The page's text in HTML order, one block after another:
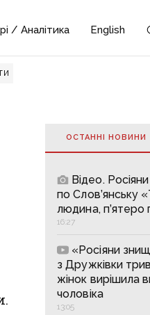
/ Аналітика English
ОСТАННІ НОВИНИ
Відео.
по Слов’янську
людина, п’ятеро
16:27
«Росіяни
з Дружківки
жінок вирішила
чоловіка
13:05